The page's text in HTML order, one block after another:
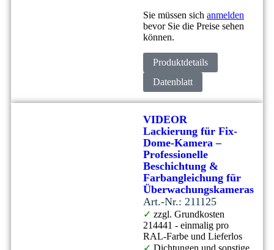
Sie müssen sich anmelden
bevor Sie die Preise sehen
können.
Produktdetails
Datenblatt
VIDEOR
Lackierung für Fix-
Dome-Kamera –
Professionelle
Beschichtung &
Farbangleichung für
Überwachungskameras
Art.-Nr.: 211125
✓ zzgl. Grundkosten
214441 - einmalig pro
RAL-Farbe und Lieferlos